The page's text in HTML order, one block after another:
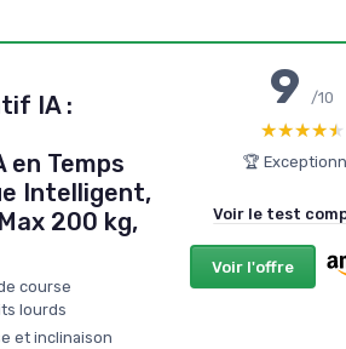
IA :
en Temps
Intelligent,
200 kg,
course
lourds
et inclinaison
9/10
★★★★★
★★★★★
🏆
Voir le test
Voir l'offre